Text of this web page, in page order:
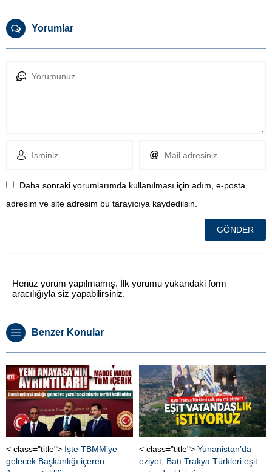
Yorumlar
Daha sonraki yorumlarımda kullanılması için adım, e-posta
adresim ve site adresim bu tarayıcıya kaydedilsin.
Henüz yorum yapılmamış. İlk yorumu yukarıdaki form
aracılığıyla siz yapabilirsiniz.
Benzer Konular
< class="title"> İşte TBMM’ye
gelecek Başkanlığı içeren
< class="title"> Yunanistan’da
eziyet; Batı Trakya Türkleri eşit